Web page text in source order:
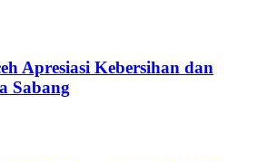
Apresiasi Kebersihan dan
Sabang